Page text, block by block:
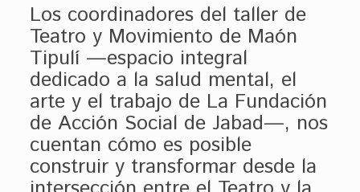
Los coordinadores del taller de
Teatro y Movimiento de Maón
Tipulí —espacio integral
dedicado a la salud mental, el
arte y el trabajo de La Fundación
de Acción Social de Jabad—, nos
cuentan cómo es posible
construir y transformar desde la